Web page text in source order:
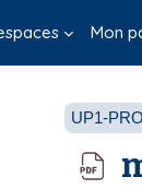
Mon
UP1-